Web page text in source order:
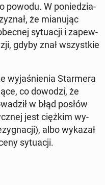
powodu. W po­nie­dzia­
że mia­nu­jąc
sy­tu­acji i za­pew­
gdyby znał wszyst­kie
wy­ja­śnie­nia Star­me­ra
co dowodzi, że
w błąd posłów
jest ciężkim wy­
albo wykazał
sy­tu­acji.